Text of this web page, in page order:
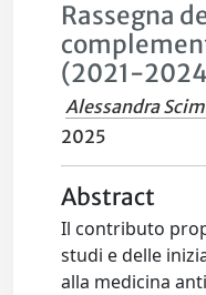
Rassegna
(2021-
Alessandra
2025
Abstract
Il contributo
studi e delle
alla medicina